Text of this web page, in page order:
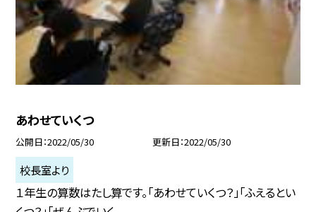
あわせていくつ
公開日 2022/05/30 更新日 2022/05/30
校長室より
１年生の算数はたし算です。「あわせていくつ？」「ふえるとい